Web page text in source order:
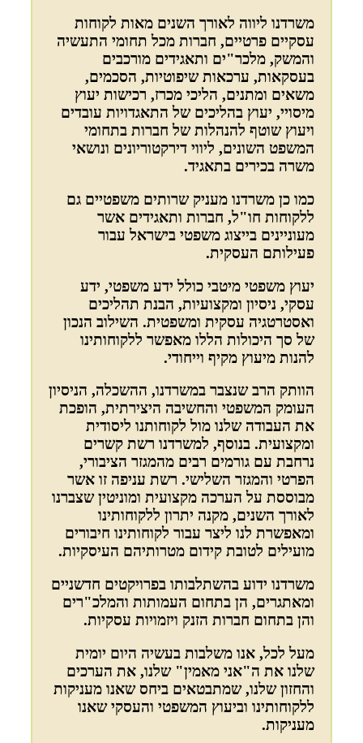
משרדנו ליווה לאורך השנים מאות לקוחות
עסקיים פרטיים, חברות מכל תחומי התעשיה
והמשק, מלכר"ים ותאגידים מורכבים
בעסקאות, ערכאות שיפוטיות, הסכמים,
משאים ומתנים, הליכי מכרז, רכישות יעוץ
מיסויי, יעוץ בהליכים של התאגדויות עובדים
ויעוץ שוטף להנהלות של חברות בתחומי
המשפט השונים, ליווי דירקטוריונים ונושאי
משרה בכירים בתאגיד.
כמו כן משרדנו מעניק שרותים משפטיים גם
ללקוחות חו"ל, חברות ותאגידים אשר
מעוניינים בייצוג משפטי בישראל עבור
פעילותם העסקית.
יעוץ משפטי מיטבי כולל ידע משפטי, ידע
עסקי, ניסיון ומקצועיות, הבנת תהליכים
ואסטרטגיה עסקית ומשפטית. השילוב הנכון
של סך היכולות הללו מאפשר ללקוחותינו
להנות מיעוץ מקיף וייחודי.
הוותק הרב שנצבר במשרדנו, ההשכלה, הניסיון
העומק המשפטי והחשיבה היצירתית, הופכת
את העבודה שלנו מול לקוחותנו ליסודית
ומקצועית. בנוסף, למשרדנו רשת קשרים
נרחבת עם גורמים רבים מהמגזר הציבורי,
הפרטי והמגזר השלישי. רשת עניפה זו אשר
מבוססת על הערכה מקצועית ומוניטין שצברנו
לאורך השנים, מקנה יתרון ללקוחותינו
ומאפשרת לנו ליצר עבור לקוחותינו חיבורים
מועילים לטובת קידום מטרותיהם העיסקיות.
משרדנו ידוע בהשתלבותו בפרויקטים חדשניים
ומאתגרים, הן בתחום העמותות והמלכ"רים
והן בתחום חברות הזנק ויזמויות עסקיות.
מעל לכל, אנו משלבות בעשיה היום יומית
שלנו את ה"אני מאמין" שלנו, את הערכים
והחזון שלנו, שמתבטאים ביחס שאנו מעניקות
ללקוחותינו וביעוץ המשפטי והעסקי שאנו
מעניקות.